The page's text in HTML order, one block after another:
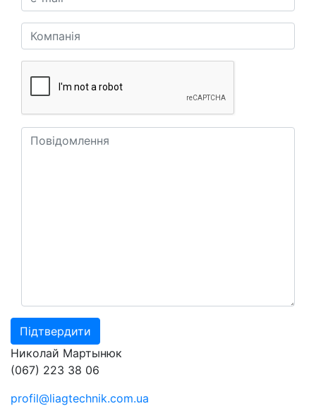
Николай Мартынюк
(067) 223 38 06
profil@liagtechnik.com.ua